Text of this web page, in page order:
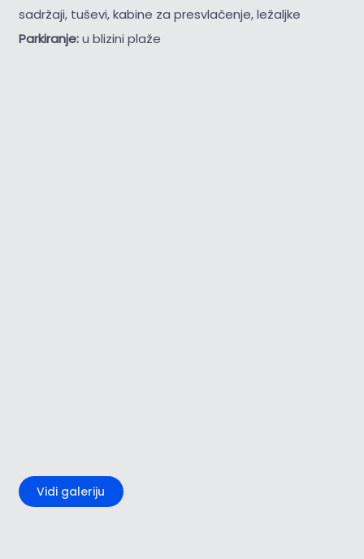
sadržaji, tuševi, kabine za presvlačenje, ležaljke
Parkiranje:u blizini plaže
Vidi galeriju